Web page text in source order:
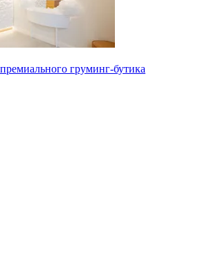
груминг-бутика